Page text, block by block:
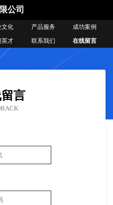
公司
文化 产品服务
成功案例
英才 联系我们 在线留言
言